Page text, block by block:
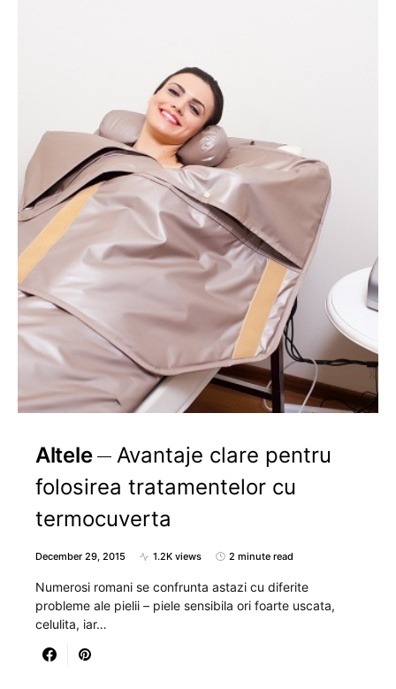
Altele
Avantaje clare pentru
folosirea tratamentelor cu
termocuverta
December 29, 2015 1.2K views 2 minute read
Numerosi romani se confrunta astazi cu diferite
probleme ale pielii – piele sensibila ori foarte uscata,
celulita, iar…